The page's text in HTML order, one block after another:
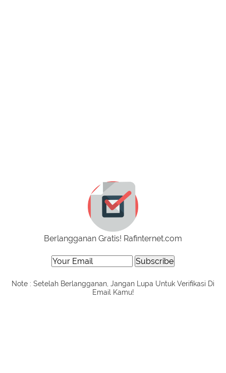
Berlangganan Gratis! Rafinternet.com
Note : Setelah Berlangganan, Jangan Lupa Untuk Verifikasi Di
Email Kamu!